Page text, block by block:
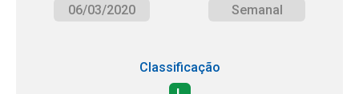
06/03/2020
Semanal
Classificação